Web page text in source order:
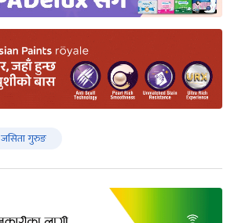
जसिता गुरुङ